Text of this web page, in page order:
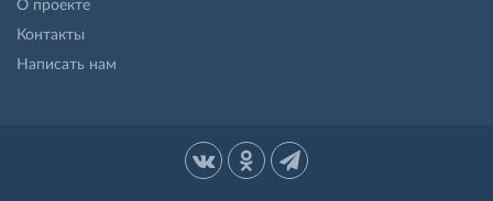
О проекте
Контакты
Написать нам